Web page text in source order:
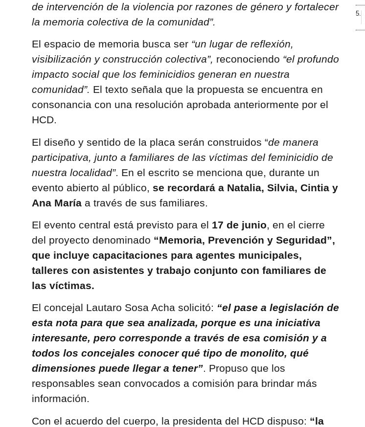
de intervención de la violencia por razones de género y fortalecer
la memoria colectiva de la comunidad”.
El espacio de memoria busca ser “un lugar de reflexión,
visibilización y construcción colectiva”, reconociendo “el profundo
impacto social que los feminicidios generan en nuestra
comunidad”. El texto señala que la propuesta se encuentra en
consonancia con una resolución aprobada anteriormente por el
HCD.
El diseño y sentido de la placa serán construidos “de manera
participativa, junto a familiares de las víctimas del feminicidio de
nuestra localidad”. En el escrito se menciona que, durante un
evento abierto al público, se recordará a Natalia, Silvia, Cintia y
Ana Maríaa través de sus familiares.
El evento central está previsto para el 17 de junio, en el cierre
del proyecto denominado “Memoria, Prevención y Seguridad”,
que incluye capacitaciones para agentes municipales,
talleres con asistentes y trabajo conjunto con familiares de
las víctimas.
El concejal Lautaro Sosa Acha solicitó: “el pase a legislación de
esta nota para que sea analizada, porque es una iniciativa
interesante, pero corresponde a través de esa comisión y a
todos los concejales conocer qué tipo de monolito, qué
dimensiones puede llegar a tener”. Propuso que los
responsables sean convocados a comisión para brindar más
información.
Con el acuerdo del cuerpo, la presidenta del HCD dispuso: “la
5.